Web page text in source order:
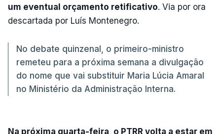
um eventual orçamento retificativo. Via por ora
descartada por Luís Montenegro.
No debate quinzenal, o primeiro-ministro
remeteu para a próxima semana a divulgação
do nome que vai substituir Maria Lúcia Amaral
no Ministério da Administração Interna.
Na próxima quarta-feira, o PTRR volta a estar em